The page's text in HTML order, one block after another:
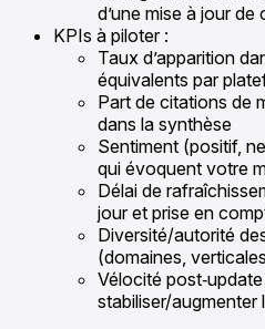
d’une mise à jour de
KPIs à piloter :
Taux d’apparition
équivalents par
Part de citations de
dans la synthèse
Sentiment (positif,
qui évoquent votre
Délai de
jour et prise en
Diversité/autorité
(domaines,
Vélocité
stabiliser/augmenter